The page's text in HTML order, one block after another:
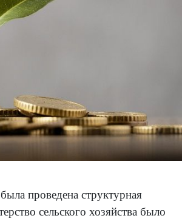
проведена структурная
сельского хозяйства было